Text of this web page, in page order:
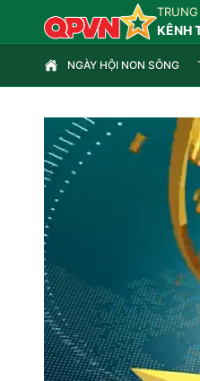
KÊNH
NGÀY HỘI NON SÔNG